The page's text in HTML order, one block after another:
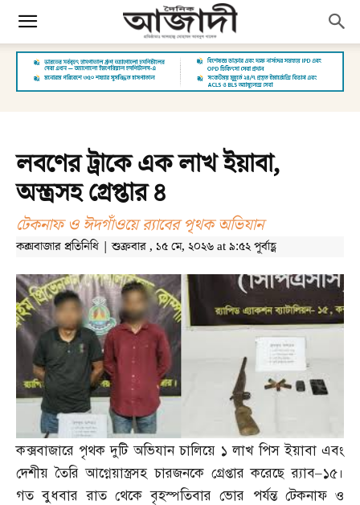
লবণের ট্রাকে এক লাখ ইয়াবা,
অস্ত্রসহ গ্রেপ্তার ৪
টেকনাফ ও ঈদগাঁওয়ে র‌্যাবের পৃথক অভিযান
কক্সবাজার প্রতিনিধি | শুক্রবার , ১৫ মে, ২০২৬ at ৯:৫২ পূর্বাহ্ণ
কক্সবাজারে পৃথক দুটি অভিযান চালিয়ে ১ লাখ পিস ইয়াবা এবং
দেশীয় তৈরি আগ্নেয়াস্ত্রসহ চারজনকে গ্রেপ্তার করেছে র‌্যাব–১৫।
গত বুধবার রাত থেকে বৃহস্পতিবার ভোর পর্যন্ত টেকনাফ ও